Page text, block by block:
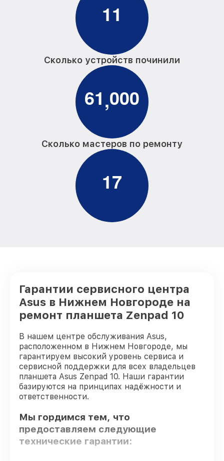
11
Сколько устройств починили
61,000
Сколько мастеров по ремонту
17
Гарантии сервисного центра
Asus в Нижнем Новгороде на
ремонт планшета Zenpad 10
В нашем центре обслуживания Asus,
расположенном в Нижнем Новгороде, мы
гарантируем высокий уровень сервиса и
сервисной поддержки для всех владельцев
планшета Asus Zenpad 10. Наши гарантии
базируются на принципах надёжности и
ответственности.
Мы гордимся тем, что
предоставляем следующие
технические гарантии: